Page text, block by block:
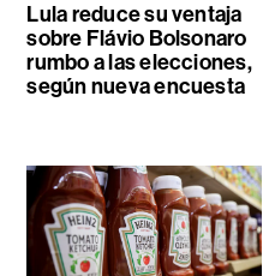
Lula reduce su ventaja
sobre Flávio Bolsonaro
rumbo a las elecciones,
según nueva encuesta